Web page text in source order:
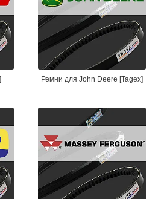
Ремни для John Deere [Tagex]